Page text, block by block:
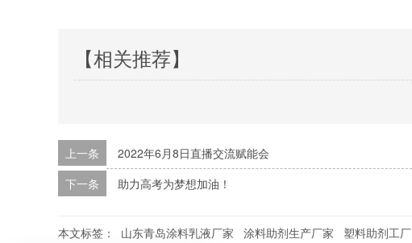
【相关推荐】
上一条
2022年6月8日直播交流赋能会
下一条 助力高考为梦想加油！
本文标签： 山东青岛涂料乳液厂家 涂料助剂生产厂家 塑料助剂工厂